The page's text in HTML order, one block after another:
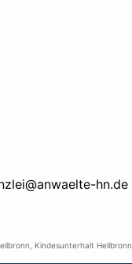
hn.de
Kindesunterhalt Heilbronn